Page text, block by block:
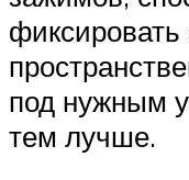
фиксировать
под нужным
тем лучше.